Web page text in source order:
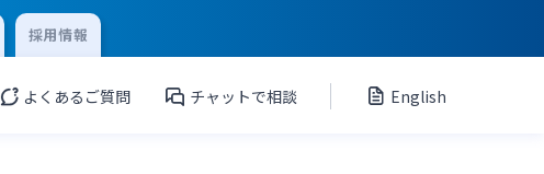
採用情報
よくあるご質問 チャットで相談 English